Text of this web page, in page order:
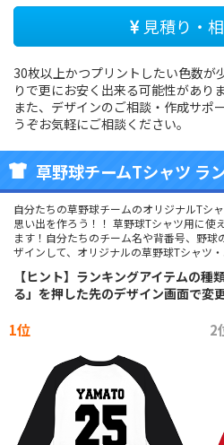
見積り・
30枚以上かつプリントしたい色数が
りで更にお安く出来る可能性があり
また、デザインのご相談・作成サポ
うぞお気軽にご相談ください。
草野球チームTシャツ ラ
自分たちの草野球チームのオリジナルTシ
思い出を作ろう！！ 草野球Tシャツ用に使
ます！自分たちのチーム名や背番号、野
ザインして、オリジナルの草野球Tシャツ
【ヒント】ランキングアイテムの種
る」を押した先のデザイン画面で変
1位 2